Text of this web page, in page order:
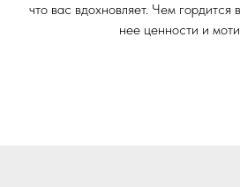
что вас вдохновляет. Чем
нее ценности и